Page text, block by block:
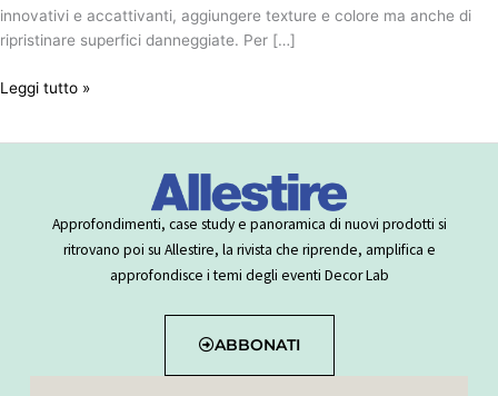
innovativi e accattivanti, aggiungere texture e colore ma anche di
ripristinare superfici danneggiate. Per […]
Leggi tutto »
Approfondimenti, case study e panoramica di nuovi prodotti si
ritrovano poi su Allestire, la rivista che riprende, amplifica e
approfondisce i temi degli eventi Decor Lab
ABBONATI